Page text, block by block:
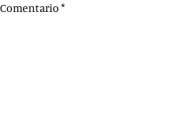
Comentario *